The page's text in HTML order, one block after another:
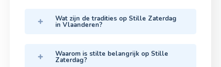
Wat zijn de tradities op Stille Zaterdag
in Vlaanderen?
Waarom is stilte belangrijk op Stille
Zaterdag?